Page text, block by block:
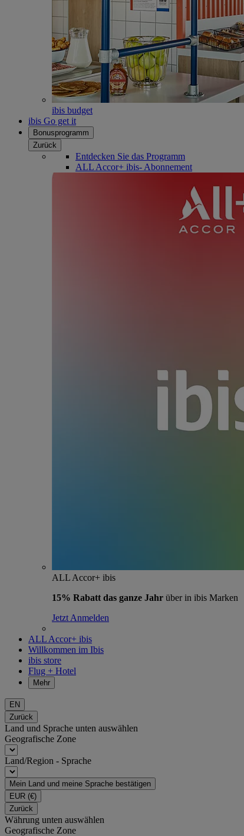
ibis budget
ibis Go get it
Bonusprogramm
Zurück
Entdecken Sie das Programm
ALL Accor+ ibis- Abonnement
ALL Accor+ ibis
15% Rabatt das ganze Jahr über in ibis Marken
Jetzt Anmelden
ALL Accor+ ibis
Willkommen im Ibis
ibis store
Flug + Hotel
Mehr
EN
Zurück
Land und Sprache unten auswählen
Geografische Zone
Land/Region - Sprache
Mein Land und meine Sprache bestätigen
EUR (€)
Zurück
Währung unten auswählen
Geografische Zone